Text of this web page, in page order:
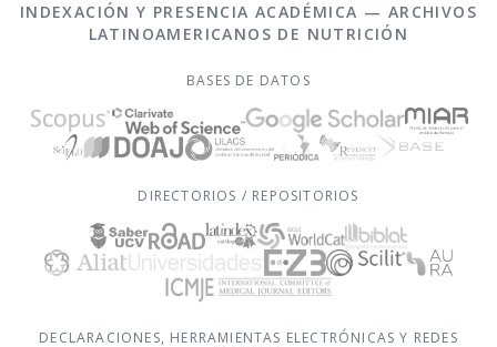
INDEXACIÓN Y PRESENCIA ACADÉMICA — ARCHIVOS
LATINOAMERICANOS DE NUTRICIÓN
BASES DE DATOS
DIRECTORIOS / REPOSITORIOS
DECLARACIONES, HERRAMIENTAS ELECTRÓNICAS Y REDES